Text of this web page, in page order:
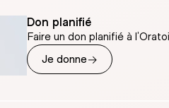
Don planifié
Faire un don planifié à
Je donne→